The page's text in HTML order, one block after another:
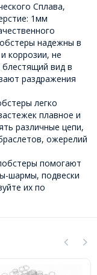
Сплава,
1мм
надежны в
коррозии, не
вид в
раздражения
легко
плавное и
различные цепи,
ожерелий
помогают
шармы, подвески
их по
-45%